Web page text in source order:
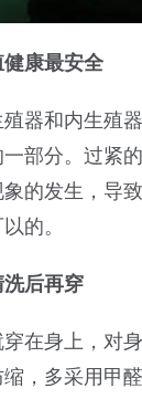
康最安全
器和内生殖
部分。过紧
的发生，导
的。
后再穿
在身上，对
，多采用甲